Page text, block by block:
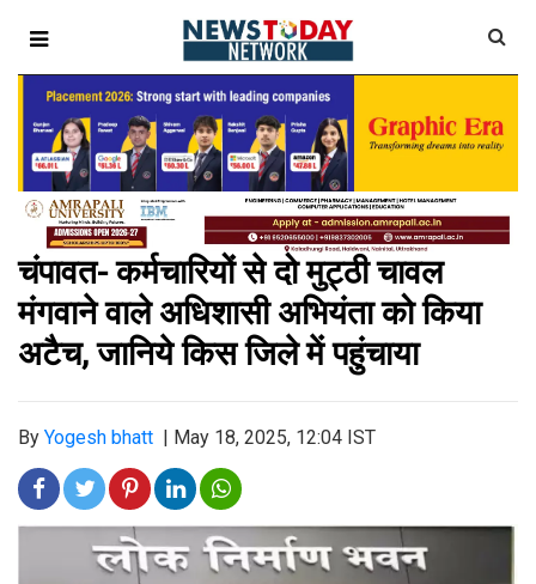
चंपावत- कर्मचारियों से दो मुट्ठी चावल
मंगवाने वाले अधिशासी अभियंता को किया
अटैच, जानिये किस जिले में पहुंचाया
By Yogesh bhatt May 18, 2025, 12:04 IST